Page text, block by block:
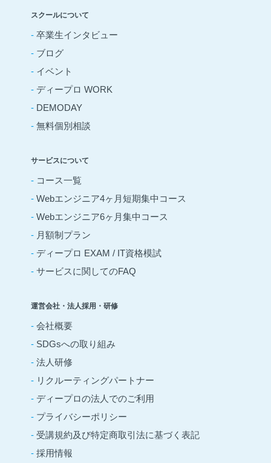
スクールについて
- 卒業生インタビュー
- ブログ
- イベント
- ディープロ WORK
- DEMODAY
- 無料個別相談
サービスについて
- コース一覧
- Webエンジニア4ヶ月短期集中コース
- Webエンジニア6ヶ月集中コース
- 月額制プラン
- ディープロ EXAM / IT資格模試
- サービスに関してのFAQ
運営会社・法人採用・研修
- 会社概要
- SDGsへの取り組み
- 法人研修
- リクルーティングパートナー
- ディープロの法人でのご利用
- プライバシーポリシー
- 受講規約及び特定商取引法に基づく表記
- 採用情報